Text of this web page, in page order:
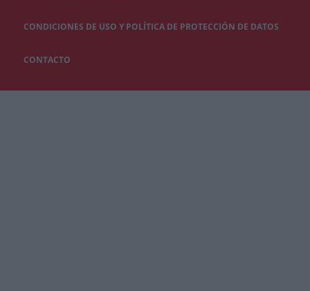
CONDICIONES DE USO Y POLÍTICA DE PROTECCIÓN DE DATOS
CONTACTO